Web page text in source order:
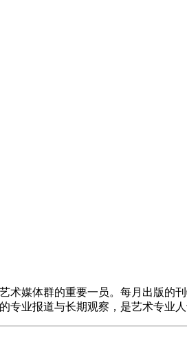
术媒体群的重要一员。每月出版
专业报道与长期观察，是艺术专业